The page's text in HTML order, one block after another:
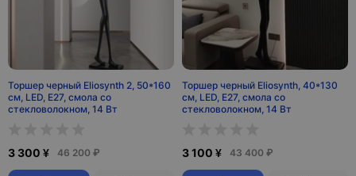
Торшер черный Eliosynth 2, 50*160
см, LED, Е27, смола со
стекловолокном, 14 Вт
3 300 ¥ 46 200 ₽
Торшер черный Eliosynth, 40*130
см, LED, Е27, смола со
стекловолокном, 14 Вт
3 100 ¥ 43 400 ₽